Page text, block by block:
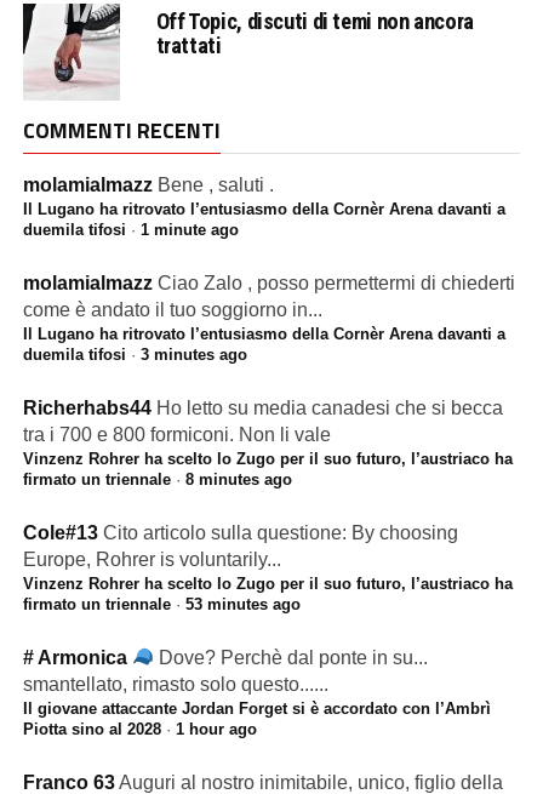
Off Topic, discuti di temi non ancora
trattati
COMMENTI RECENTI
molamialmazz Bene , saluti .
Il Lugano ha ritrovato l’entusiasmo della Cornèr Arena davanti a
duemila tifosi · 1 minute ago
molamialmazz Ciao Zalo , posso permettermi di chiederti
come è andato il tuo soggiorno in...
Il Lugano ha ritrovato l’entusiasmo della Cornèr Arena davanti a
duemila tifosi · 3 minutes ago
Richerhabs44 Ho letto su media canadesi che si becca
tra i 700 e 800 formiconi. Non li vale
Vinzenz Rohrer ha scelto lo Zugo per il suo futuro, l’austriaco ha
firmato un triennale· 8 minutes ago
Cole#13 Cito articolo sulla questione: By choosing
Europe, Rohrer is voluntarily...
Vinzenz Rohrer ha scelto lo Zugo per il suo futuro, l’austriaco ha
firmato un triennale· 53 minutes ago
# Armonica
Dove? Perchè dal ponte in su...
smantellato, rimasto solo questo......
Il giovane attaccante Jordan Forget si è accordato con l’Ambrì
Piotta sino al 2028· 1 hour ago
Franco 63Auguri al nostro inimitabile, unico, figlio della